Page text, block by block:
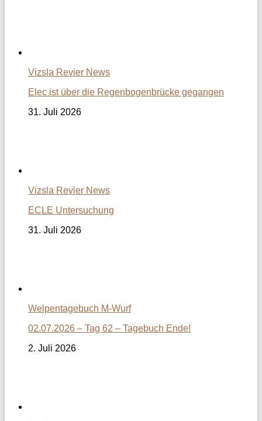
Vizsla Revier News
Elec ist über die Regenbogenbrücke gegangen
31. Juli 2026
Vizsla Revier News
ECLE Untersuchung
31. Juli 2026
Welpentagebuch M-Wurf
02.07.2026 – Tag 62 – Tagebuch Ende!
2. Juli 2026